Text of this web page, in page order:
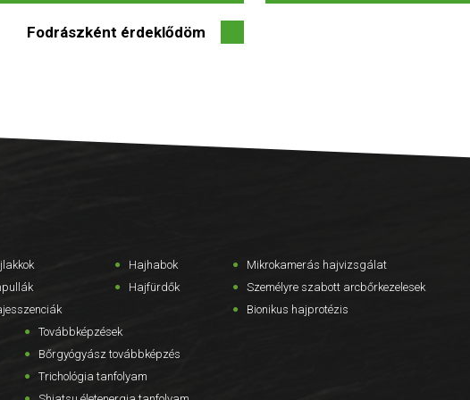
Fodrászként érdeklődöm
Hajhabok
Hajfürdők
Mikrokamerás hajvizsgálat
Személyre szabott arcbőrkezelesek
Bionikus hajprotézis
Továbbképzések
Bőrgyógyász továbbképzés
Trichológia tanfolyam